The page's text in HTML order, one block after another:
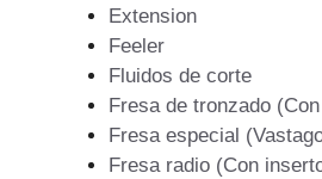
Extension
Feeler
Fluidos de corte
Fresa de tronzado
Fresa especial
Fresa radio (Con